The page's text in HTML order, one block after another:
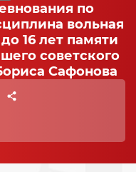
по
вольная
16 лет памяти
советского
Сафонова